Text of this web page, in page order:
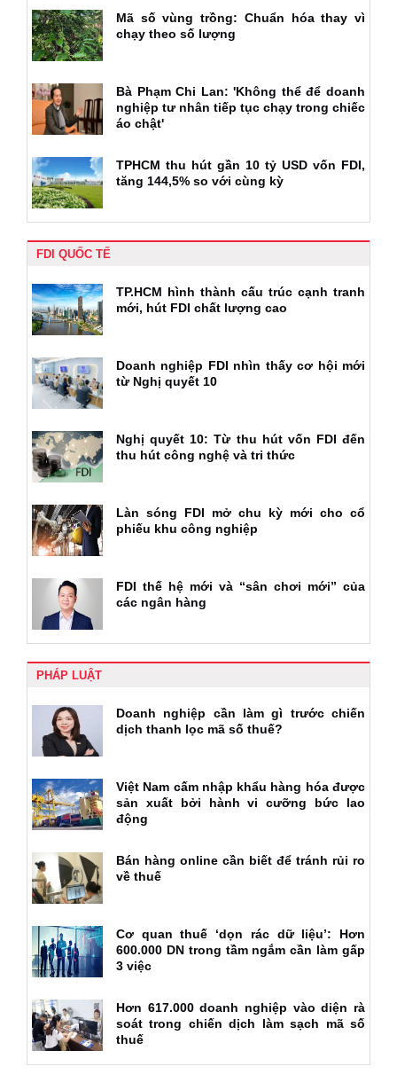
Mã số vùng trồng: Chuẩn hóa thay vì
chạy theo số lượng
Bà Phạm Chi Lan: 'Không thể để doanh
nghiệp tư nhân tiếp tục chạy trong chiếc
áo chật'
TPHCM thu hút gần 10 tỷ USD vốn FDI,
tăng 144,5% so với cùng kỳ
FDI QUỐC TẾ
TP.HCM hình thành cấu trúc cạnh tranh
mới, hút FDI chất lượng cao
Doanh nghiệp FDI nhìn thấy cơ hội mới
từ Nghị quyết 10
Nghị quyết 10: Từ thu hút vốn FDI đến
thu hút công nghệ và tri thức
Làn sóng FDI mở chu kỳ mới cho cổ
phiếu khu công nghiệp
FDI thế hệ mới và “sân chơi mới” của
các ngân hàng
PHÁP LUẬT
Doanh nghiệp cần làm gì trước chiến
dịch thanh lọc mã số thuế?
Việt Nam cấm nhập khẩu hàng hóa được
sản xuất bởi hành vi cưỡng bức lao
động
Bán hàng online cần biết để tránh rủi ro
về thuế
Cơ quan thuế ‘dọn rác dữ liệu’: Hơn
600.000 DN trong tầm ngắm cần làm gấp
3 việc
Hơn 617.000 doanh nghiệp vào diện rà
soát trong chiến dịch làm sạch mã số
thuế